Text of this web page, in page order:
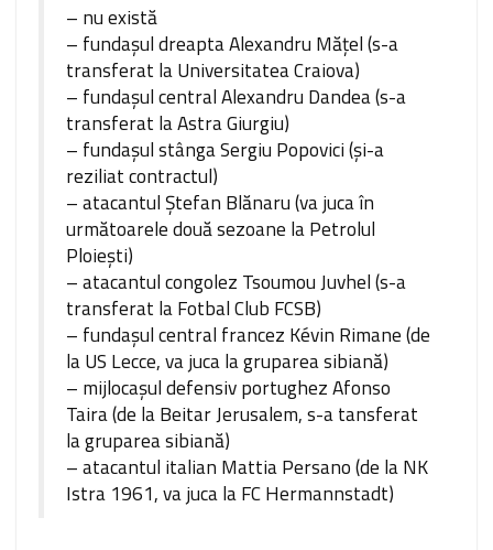
– nu există
– fundaşul dreapta Alexandru Măţel (s-a
transferat la Universitatea Craiova)
– fundaşul central Alexandru Dandea (s-a
transferat la Astra Giurgiu)
– fundaşul stânga Sergiu Popovici (şi-a
reziliat contractul)
– atacantul Ştefan Blănaru (va juca în
următoarele două sezoane la Petrolul
Ploieşti)
– atacantul congolez Tsoumou Juvhel (s-a
transferat la Fotbal Club FCSB)
– fundaşul central francez Kévin Rimane (de
la US Lecce, va juca la gruparea sibiană)
– mijlocaşul defensiv portughez Afonso
Taira (de la Beitar Jerusalem, s-a tansferat
la gruparea sibiană)
– atacantul italian Mattia Persano (de la NK
Istra 1961, va juca la FC Hermannstadt)